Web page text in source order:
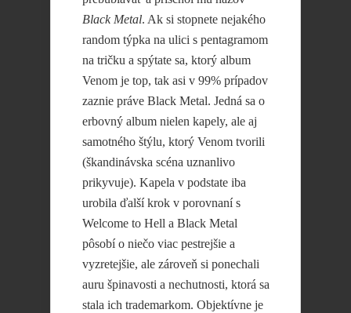
Black Metal. Ak si stopnete nejakého
random týpka na ulici s pentagramom
na tričku a spýtate sa, ktorý album
Venom je top, tak asi v 99% prípadov
zaznie práve Black Metal. Jedná sa o
erbovný album nielen kapely, ale aj
samotného štýlu, ktorý Venom tvorili
(škandinávska scéna uznanlivo
prikyvuje). Kapela v podstate iba
urobila ďalší krok v porovnaní s
Welcome to Hell a Black Metal
pôsobí o niečo viac pestrejšie a
vyzretejšie, ale zároveň si ponechali
auru špinavosti a nechutnosti, ktorá sa
stala ich trademarkom. Objektívne je